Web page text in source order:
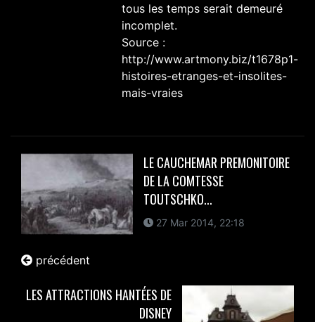
tous les temps serait demeuré
incomplet.
Source :
http://www.artmony.biz/t1678p1-
histoires-etranges-et-insolites-
mais-vraies
LE CAUCHEMAR PREMONITOIRE
DE LA COMTESSE
TOUTSCHKO...
27 Mar 2014, 22:18
précédent
LES ATTRACTIONS HANTÉES DE
DISNEY